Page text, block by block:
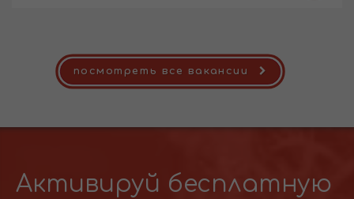
посмотреть все вакансии
Активируй бесплатную